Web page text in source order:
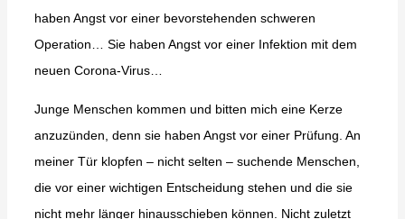
haben Angst vor einer bevorstehenden schweren
Operation… Sie haben Angst vor einer Infektion mit dem
neuen Corona-Virus…
Junge Menschen kommen und bitten mich eine Kerze
anzuzünden, denn sie haben Angst vor einer Prüfung. An
meiner Tür klopfen – nicht selten – suchende Menschen,
die vor einer wichtigen Entscheidung stehen und die sie
nicht mehr länger hinausschieben können. Nicht zuletzt